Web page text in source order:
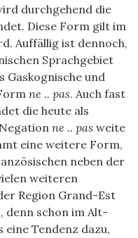
durchgehend die
Diese Form gilt im
Auffällig ist dennoch,
Sprachgebiet
und
ne .. pas. Auch fast
die heute als
ne .. pas weite
eine weitere Form,
neben der
weiteren
Region Grand-Est
schon im Alt-
Tendenz dazu,